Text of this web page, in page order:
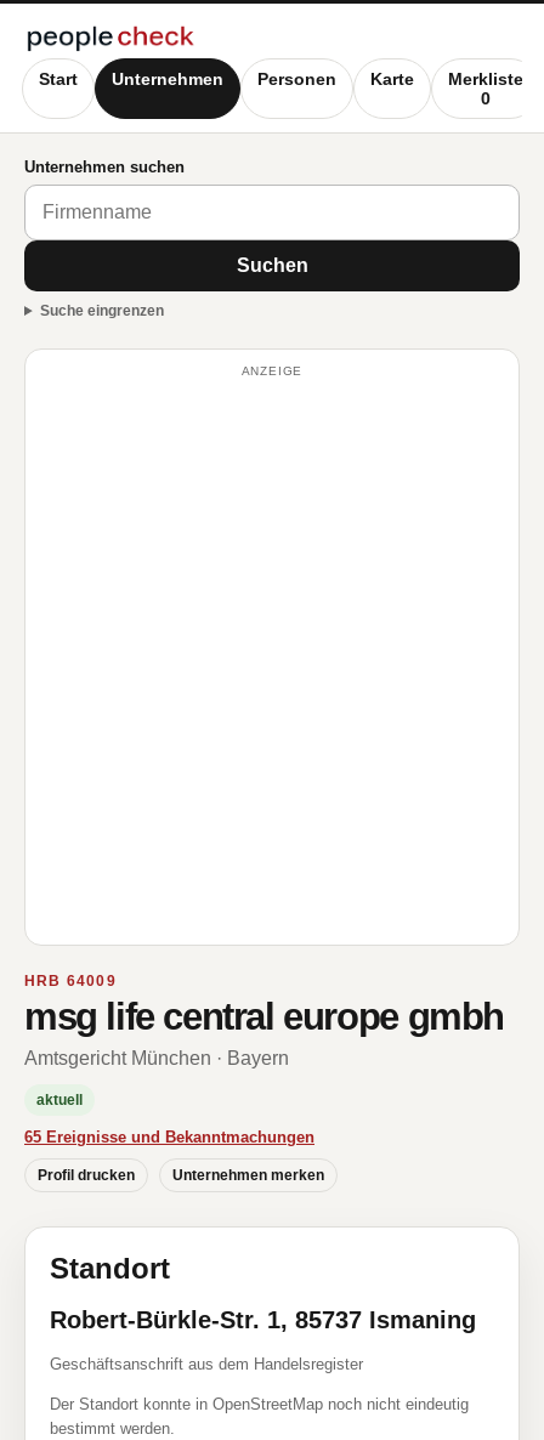
Start Unternehmen Personen Karte
Merkliste
0
Unternehmen suchen
Suchen
Suche eingrenzen
ANZEIGE
HRB 64009
msg life central europe gmbh
Amtsgericht München · Bayern
aktuell
65 Ereignisse und Bekanntmachungen
Profil drucken Unternehmen merken
Standort
Robert-Bürkle-Str. 1, 85737 Ismaning
Geschäftsanschrift aus dem Handelsregister
Der Standort konnte in OpenStreetMap noch nicht eindeutig
bestimmt werden.